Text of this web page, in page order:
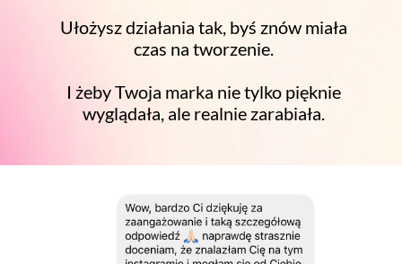
Ułożysz działania tak, byś znów miała
czas na tworzenie.
I żeby Twoja marka nie tylko pięknie
wyglądała, ale realnie zarabiała.